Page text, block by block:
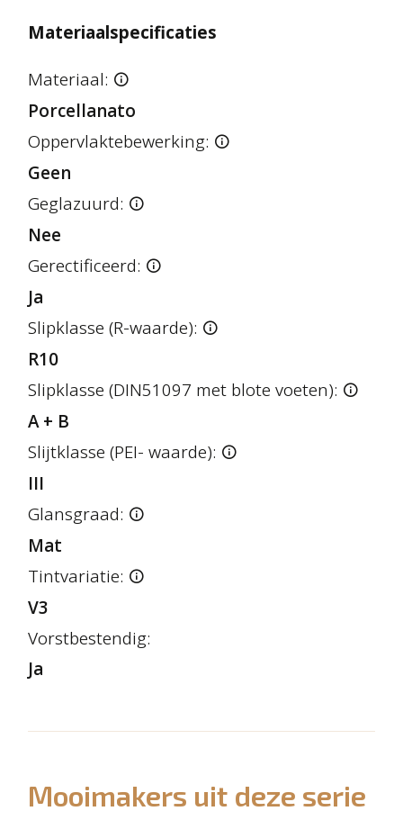
Materiaalspecificaties
Materiaal:
Porcellanato
Oppervlaktebewerking:
Geen
Geglazuurd:
Nee
Gerectificeerd:
Ja
Slipklasse (R-waarde):
R10
Slipklasse (DIN51097 met blote voeten):
A + B
Slijtklasse (PEI- waarde):
III
Glansgraad:
Mat
Tintvariatie:
V3
Vorstbestendig:
Ja
Mooimakers uit deze serie